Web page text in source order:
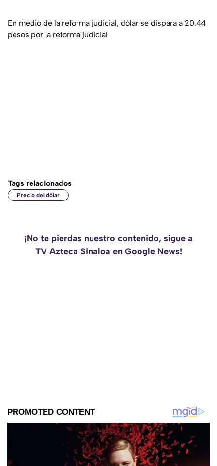
En medio de la reforma judicial, dólar se dispara a 20.44
pesos por la reforma judicial
Tags relacionados
Precio del dólar
¡No te pierdas nuestro contenido, sigue a
TV Azteca Sinaloa en Google News!